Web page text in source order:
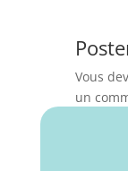
Vous
un